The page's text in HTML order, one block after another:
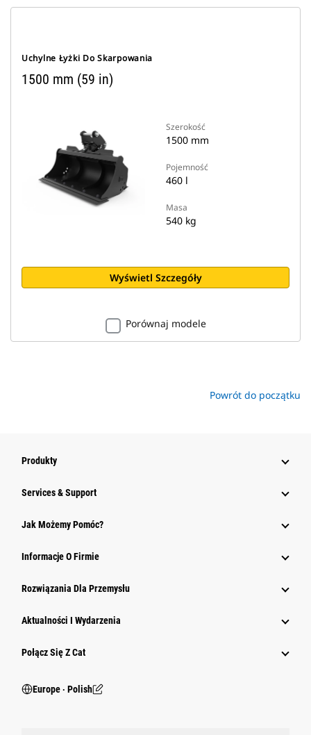
Uchylne Łyżki Do Skarpowania
1500 mm (59 in)
Szerokość
1500 mm
Pojemność
460 l
Masa
540 kg
Wyświetl Szczegóły
Porównaj modele
Powrót do początku
Produkty
Services & Support
Jak Możemy Pomóc?
Informacje O Firmie
Rozwiązania Dla Przemysłu
Aktualności I Wydarzenia
Połącz Się Z Cat
Europe ‧ Polish